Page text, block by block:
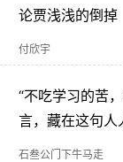
论贾浅浅的倒掉
付欣宇
“不吃学习的苦
言，藏在这句人
石叁公门下牛马走